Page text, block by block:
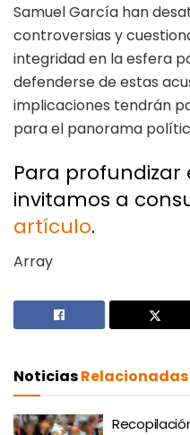
Samuel García han
controversias y
integridad en la esfera
defenderse de estas
implicaciones tendrán
para el panorama
Para
invitamos a
artículo.
Array
NoticiasRelacionadas